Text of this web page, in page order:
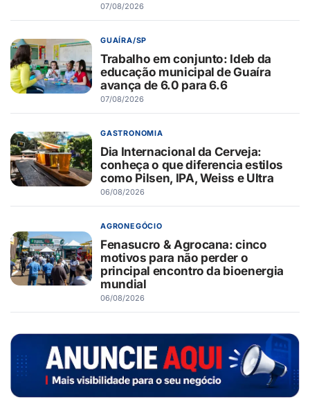
07/08/2026
GUAÍRA/SP
Trabalho em conjunto: Ideb da
educação municipal de Guaíra
avança de 6.0 para 6.6
07/08/2026
GASTRONOMIA
Dia Internacional da Cerveja:
conheça o que diferencia estilos
como Pilsen, IPA, Weiss e Ultra
06/08/2026
AGRONEGÓCIO
Fenasucro & Agrocana: cinco
motivos para não perder o
principal encontro da bioenergia
mundial
06/08/2026